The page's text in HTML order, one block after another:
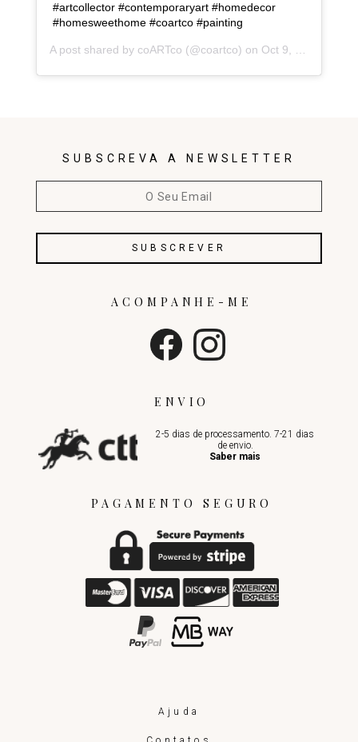
#artcollector #contemporaryart #homedecor
#homesweethome #coartco #painting
A post shared by coARTco (@coartco) on Oct 9, 2017 at 8:51am PDT
SUBSCREVA A NEWSLETTER
ENVIO
2-5 dias de processamento. 7-21 dias
de envio.
Saber mais
ACOMPANHE-ME
PAGAMENTO SEGURO
Ajuda